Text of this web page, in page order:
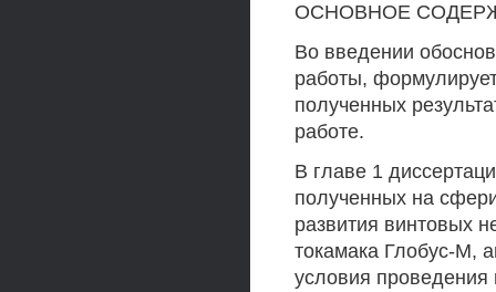
ОСНОВНОЕ
Во введении
работы,
полученных
работе.
В главе 1
полученных на
развития винтовых
токамака Глобус-М,
условия